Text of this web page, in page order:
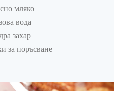
мляко
вода
захар
за поръсване